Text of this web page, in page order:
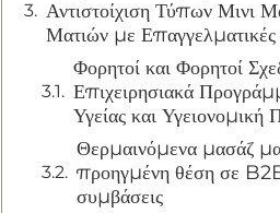
Αντιστοίχιση Τύπων Μινι
Ματιών με
Φορητοί και Φορητοί
Επιχειρησιακά
Υγείας και Υγειονομική
Θερμαινόμενα μασάζ
προηγμένη θέση σε
συμβάσεις